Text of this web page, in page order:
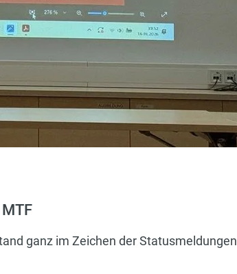
ganz im Zeichen der Statusmeldungen